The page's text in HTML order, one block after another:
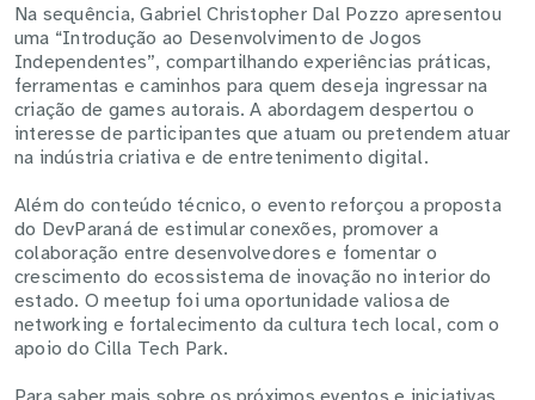
Na sequência, Gabriel Christopher Dal Pozzo apresentou
uma “Introdução ao Desenvolvimento de Jogos
Independentes”, compartilhando experiências práticas,
ferramentas e caminhos para quem deseja ingressar na
criação de games autorais. A abordagem despertou o
interesse de participantes que atuam ou pretendem atuar
na indústria criativa e de entretenimento digital.
Além do conteúdo técnico, o evento reforçou a proposta
do DevParaná de estimular conexões, promover a
colaboração entre desenvolvedores e fomentar o
crescimento do ecossistema de inovação no interior do
estado. O meetup foi uma oportunidade valiosa de
networking e fortalecimento da cultura tech local, com o
apoio do Cilla Tech Park.